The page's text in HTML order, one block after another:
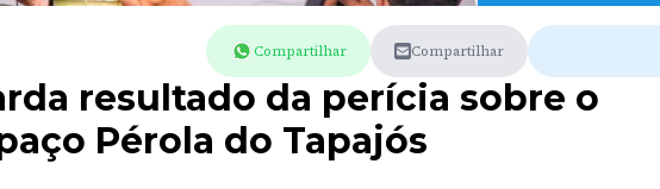
Compartilhar Compartilhar
resultado da perícia sobre o
Pérola do Tapajós